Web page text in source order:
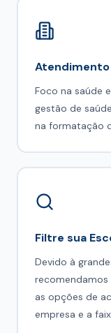
Foco na saúde
gestão de
na formatação
Filtre sua
Devido à
as opções de
empresa e a